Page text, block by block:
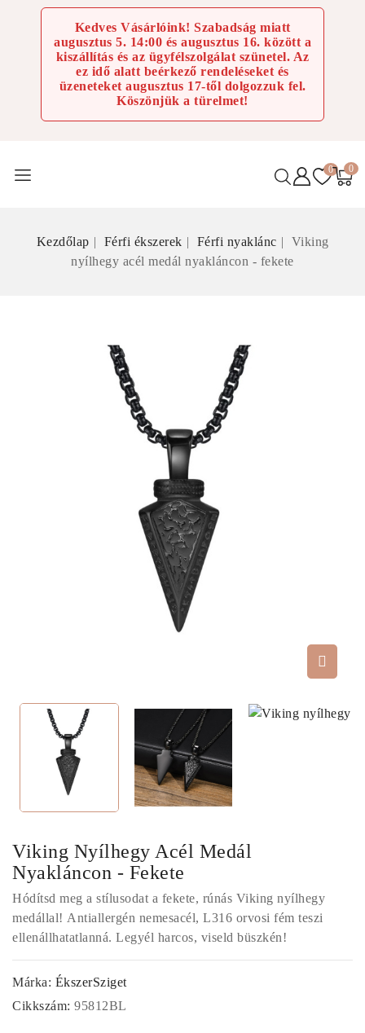
Kedves Vásárlóink! Szabadság miatt
augusztus 5. 14:00 és augusztus 16. között a
kiszállítás és az ügyfélszolgálat szünetel. Az
ez idő alatt beérkező rendeléseket és
üzeneteket augusztus 17-től dolgozzuk fel.
Köszönjük a türelmet!
0 0
Kezdőlap Férfi ékszerek Férfi nyaklánc
Viking
nyílhegy acél medál nyakláncon - fekete
Viking Nyílhegy Acél Medál
Nyakláncon - Fekete
Hódítsd meg a stílusodat a fekete, rúnás Viking nyílhegy
medállal! Antiallergén nemesacél, L316 orvosi fém teszi
ellenállhatatlanná. Legyél harcos, viseld büszkén!
Márka: ÉkszerSziget
Cikkszám: 95812BL